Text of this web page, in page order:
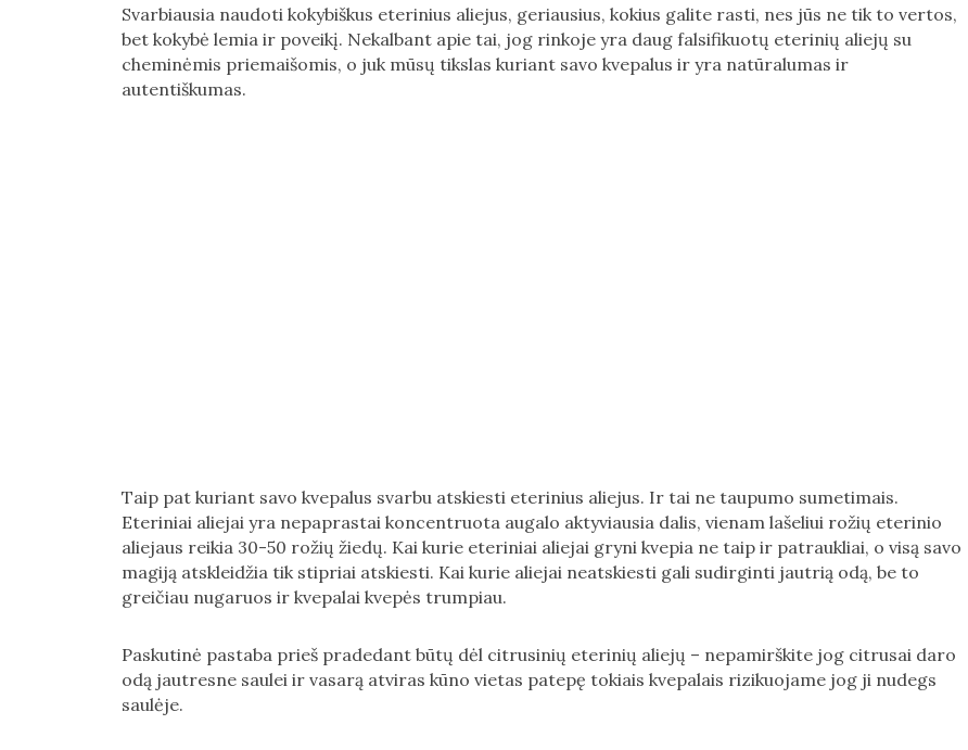
Svarbiausia naudoti kokybiškus eterinius aliejus, geriausius, kokius galite rasti, nes jūs ne tik to vertos,
bet kokybė lemia ir poveikį. Nekalbant apie tai, jog rinkoje yra daug falsifikuotų eterinių aliejų su
cheminėmis priemaišomis, o juk mūsų tikslas kuriant savo kvepalus ir yra natūralumas ir
autentiškumas.
Taip pat kuriant savo kvepalus svarbu atskiesti eterinius aliejus. Ir tai ne taupumo sumetimais.
Eteriniai aliejai yra nepaprastai koncentruota augalo aktyviausia dalis, vienam lašeliui rožių eterinio
aliejaus reikia 30-50 rožių žiedų. Kai kurie eteriniai aliejai gryni kvepia ne taip ir patraukliai, o visą savo
magiją atskleidžia tik stipriai atskiesti. Kai kurie aliejai neatskiesti gali sudirginti jautrią odą, be to
greičiau nugaruos ir kvepalai kvepės trumpiau.
Paskutinė pastaba prieš pradedant būtų dėl citrusinių eterinių aliejų – nepamirškite jog citrusai daro
odą jautresne saulei ir vasarą atviras kūno vietas patepę tokiais kvepalais rizikuojame jog ji nudegs
saulėje.